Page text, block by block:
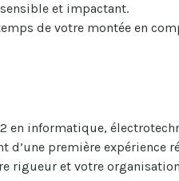
et impactant.
de votre montée en
en informatique,
d’une première expérience
rigueur et votre